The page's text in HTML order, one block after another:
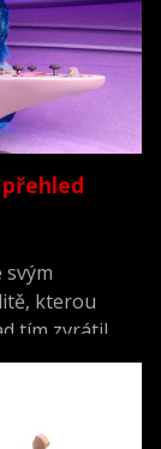
svým
kterou
tím zvrátil
studia, kdy
filmů.
Pixar